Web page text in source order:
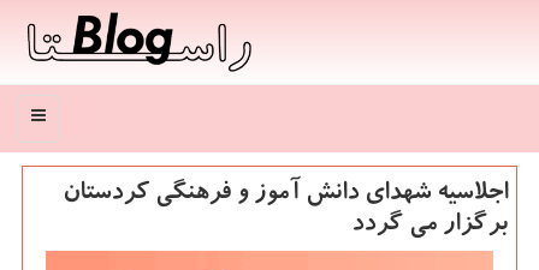
منو
اجلاسیه شهدای دانش آموز و فرهنگی كردستان
برگزار می گردد